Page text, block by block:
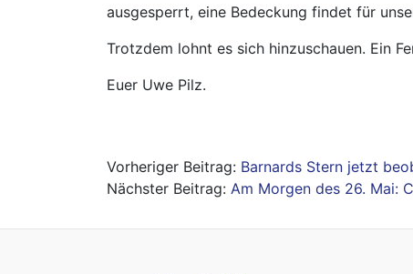
ausgesperrt, eine Bedeckung findet für
Trotzdem lohnt es sich hinzuschauen. Ein
Euer Uwe Pilz.
Beitragsnavigation
Barnards Stern jetzt
Am Morgen des 26. Mai: